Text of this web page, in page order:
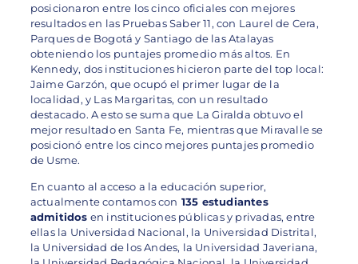
posicionaron entre los cinco oficiales con mejores
resultados en las Pruebas Saber 11, con Laurel de Cera,
Parques de Bogotá y Santiago de las Atalayas
obteniendo los puntajes promedio más altos. En
Kennedy, dos instituciones hicieron parte del top local:
Jaime Garzón, que ocupó el primer lugar de la
localidad, y Las Margaritas, con un resultado
destacado. A esto se suma que La Giralda obtuvo el
mejor resultado en Santa Fe, mientras que Miravalle se
posicionó entre los cinco mejores puntajes promedio
de Usme.
En cuanto al acceso a la educación superior,
actualmente contamos con 135 estudiantes
admitidos en instituciones públicas y privadas, entre
ellas la Universidad Nacional, la Universidad Distrital,
la Universidad de los Andes, la Universidad Javeriana,